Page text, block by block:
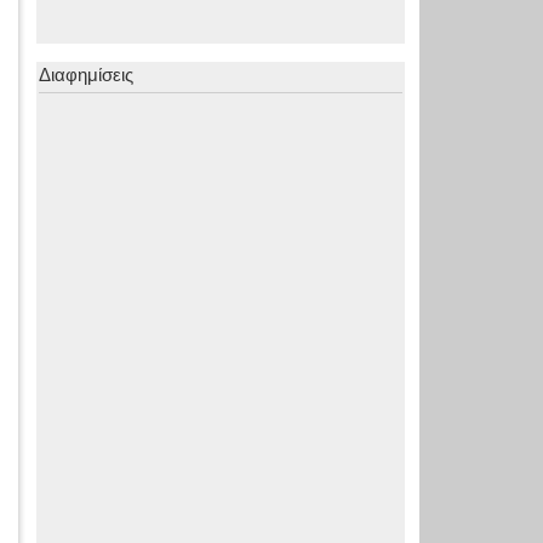
Διαφημίσεις